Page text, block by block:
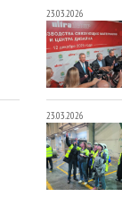
23.03.2026
23.03.2026